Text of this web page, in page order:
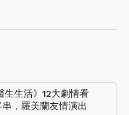
生生活》12大劇情看
，羅美蘭友情演出